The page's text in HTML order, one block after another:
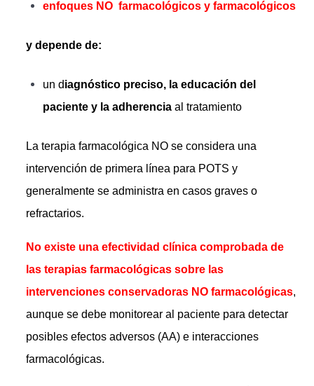
enfoques NO farmacológicos y farmacológicos
y depende de:
un diagnóstico preciso, la educación del
paciente y la adherencia al tratamiento
La terapia farmacológica NO se considera una
intervención de primera línea para POTS y
generalmente se administra en casos graves o
refractarios.
No existe una efectividad clínica comprobada de
las terapias farmacológicas sobre las
intervenciones conservadoras NO farmacológicas,
aunque se debe monitorear al paciente para detectar
posibles efectos adversos (AA) e interacciones
farmacológicas.